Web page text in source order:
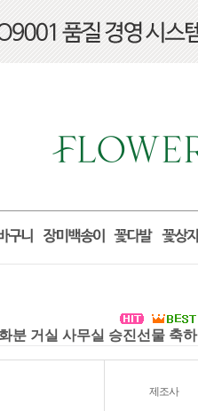
분 거실 사무실 승진선물 축하
제조사